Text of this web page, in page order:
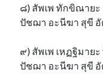
๘) สัพเพ ทักขิณายะ
ปัชฌา อะนีฆา สุขี อั
๙) สัพเพ เหฏฐิมาย
ปัชฌา อะนีฆา สุขี อั